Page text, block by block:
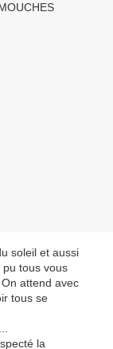
soleil et aussi
tous vous
attend avec
tous se
la